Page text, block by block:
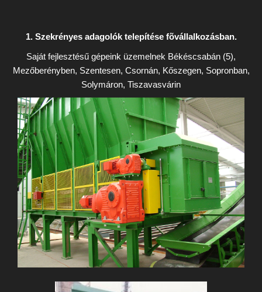
1. Szekrényes adagolók telepítése fõvállalkozásban.
Saját fejlesztésű gépeink üzemelnek Békéscsabán (5),
Mezőberényben, Szentesen, Csornán, Kőszegen, Sopronban,
Solymáron, Tiszavasvárin